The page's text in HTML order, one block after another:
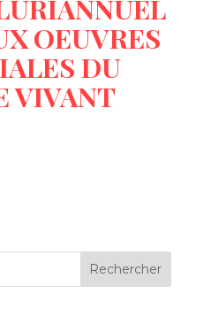
OEUVRES
DU
VIVANT